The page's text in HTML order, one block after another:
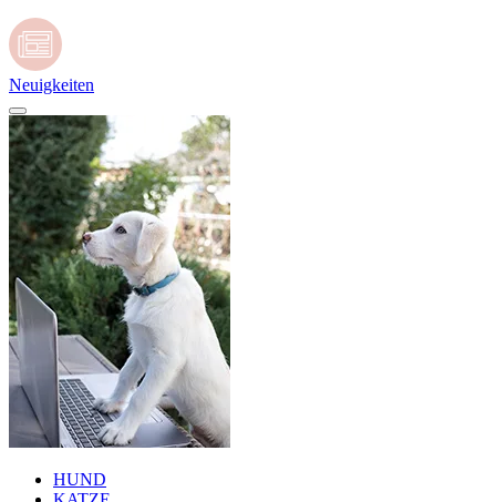
Neuigkeiten
HUND